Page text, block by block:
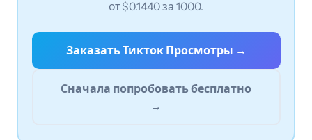
от $0.1440 за 1000.
Заказать Тикток Просмотры →
Сначала попробовать бесплатно
→